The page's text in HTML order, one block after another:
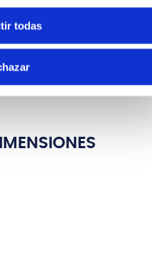
todas
estás tocando acordes
lasD'Addario 5CSH4-5
de todos los
y versatilidad en una
musicales.